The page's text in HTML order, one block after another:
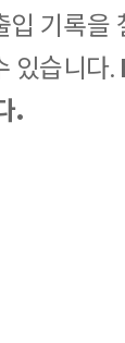
기록을
있습니다.
.​